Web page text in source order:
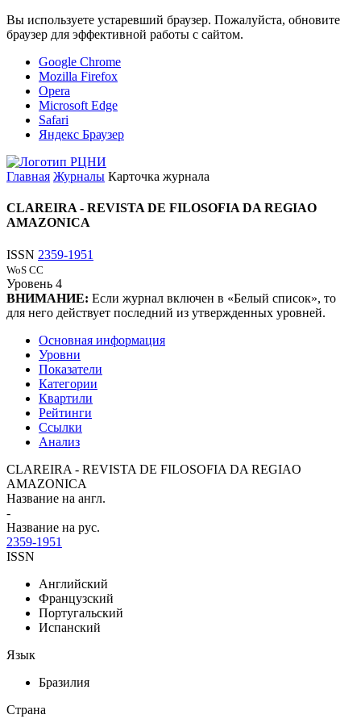
Вы используете устаревший браузер. Пожалуйста, обновите
браузер для эффективной работы с сайтом.
Google Chrome
Mozilla Firefox
Opera
Microsoft Edge
Safari
Яндекс Браузер
Главная Журналы Карточка журнала
CLAREIRA - REVISTA DE FILOSOFIA DA REGIAO
AMAZONICA
ISSN 2359-1951
WoS CC
Уровень 4
ВНИМАНИЕ: Если журнал включен в «Белый список», то
для него действует последний из утвержденных уровней.
Основная информация
Уровни
Показатели
Категории
Квартили
Рейтинги
Ссылки
Анализ
CLAREIRA - REVISTA DE FILOSOFIA DA REGIAO
AMAZONICA
Название на англ.
-
Название на рус.
2359-1951
ISSN
Английский
Французский
Португальский
Испанский
Язык
Бразилия
Страна